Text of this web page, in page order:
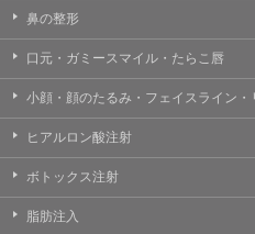
対応等のサービス提供のため
・医療サービスの提供に関
及び研究機関との連携のため
・サービス向上を目的とし
療関連商品に関する患者様
これに付随する諸対応のため
・Cookie等の技術を用いた
関する情報の収集、分析
鼻の整形
口元・ガミースマイル・たらこ唇
小顔・顔のたるみ・フェイスライン・
ヒアルロン酸注射
ボトックス注射
脂肪注入